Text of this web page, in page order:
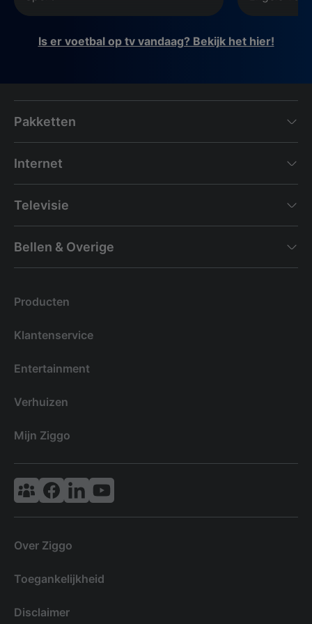
Is er voetbal op tv vandaag? Bekijk het hier!
Pakketten
Internet
Televisie
Bellen & Overige
Producten
Klantenservice
Entertainment
Verhuizen
Mijn Ziggo
Vodafone & Ziggo Community
Ziggo Facebook
VodafoneZiggo LinkedIn
Ziggo YouTube
Over Ziggo
Toegankelijkheid
Disclaimer